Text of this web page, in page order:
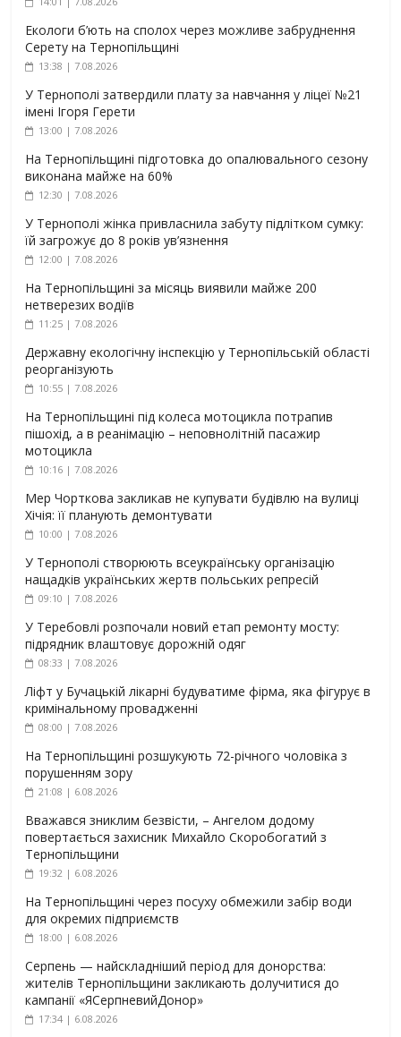
Екологи б’ють на сполох через можливе забруднення
Серету на Тернопільщині
13:38 | 7.08.2026
У Тернополі затвердили плату за навчання у ліцеї №21
імені Ігоря Герети
13:00 | 7.08.2026
На Тернопільщині підготовка до опалювального сезону
виконана майже на 60%
12:30 | 7.08.2026
У Тернополі жінка привласнила забуту підлітком сумку:
їй загрожує до 8 років ув’язнення
12:00 | 7.08.2026
На Тернопільщині за місяць виявили майже 200
нетверезих водіїв
11:25 | 7.08.2026
Державну екологічну інспекцію у Тернопільській області
реорганізують
10:55 | 7.08.2026
На Тернопільщині під колеса мотоцикла потрапив
пішохід, а в реанімацію – неповнолітній пасажир
мотоцикла
10:16 | 7.08.2026
Мер Чорткова закликав не купувати будівлю на вулиці
Хічія: її планують демонтувати
10:00 | 7.08.2026
У Тернополі створюють всеукраїнську організацію
нащадків українських жертв польських репресій
09:10 | 7.08.2026
У Теребовлі розпочали новий етап ремонту мосту:
підрядник влаштовує дорожній одяг
08:33 | 7.08.2026
Ліфт у Бучацькій лікарні будуватиме фірма, яка фігурує в
кримінальному провадженні
08:00 | 7.08.2026
На Тернопільщині розшукують 72-річного чоловіка з
порушенням зору
21:08 | 6.08.2026
Вважався зниклим безвісти, – Ангелом додому
повертається захисник Михайло Скоробогатий з
Тернопільщини
19:32 | 6.08.2026
На Тернопільщині через посуху обмежили забір води
для окремих підприємств
18:00 | 6.08.2026
Серпень — найскладніший період для донорства:
жителів Тернопільщини закликають долучитися до
кампанії «ЯСерпневийДонор»
17:34 | 6.08.2026